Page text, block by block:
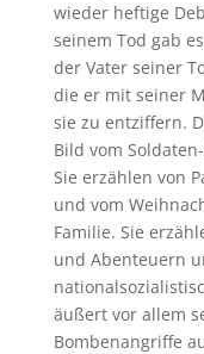
wieder heftige
seinem Tod gab
der Vater seiner
die er mit seiner
sie zu entziffern.
Bild vom
Sie erzählen von
und vom
Familie. Sie
und Abenteuern
äußert vor allem
Bombenangriffe